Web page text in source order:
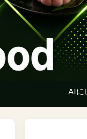
AIに